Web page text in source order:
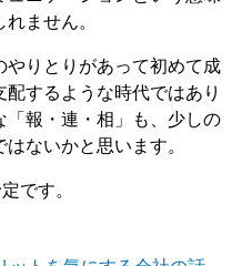
ません。
やりとりがあって初めて成
するような時代ではあり
「報・連・相」も、少しの
ないかと思います。
です。